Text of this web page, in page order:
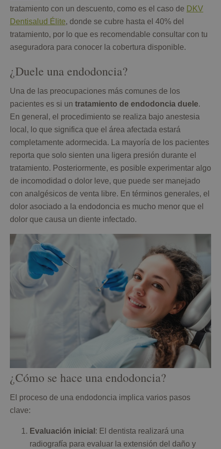
tratamiento con un descuento, como es el caso de DKV
Dentisalud Élite, donde se cubre hasta el 40% del
tratamiento, por lo que es recomendable consultar con tu
aseguradora para conocer la cobertura disponible.
¿Duele una endodoncia?
Una de las preocupaciones más comunes de los
pacientes es si un tratamiento de endodoncia duele.
En general, el procedimiento se realiza bajo anestesia
local, lo que significa que el área afectada estará
completamente adormecida. La mayoría de los pacientes
reporta que solo sienten una ligera presión durante el
tratamiento. Posteriormente, es posible experimentar algo
de incomodidad o dolor leve, que puede ser manejado
con analgésicos de venta libre. En términos generales, el
dolor asociado a la endodoncia es mucho menor que el
dolor que causa un diente infectado.
¿Cómo se hace una endodoncia?
El proceso de una endodoncia implica varios pasos
clave:
Evaluación inicial : El dentista realizará una
radiografía para evaluar la extensión del daño y